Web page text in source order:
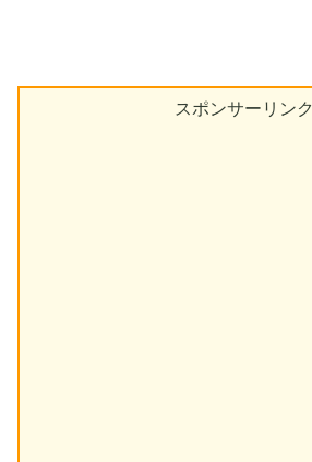
スポンサーリンク